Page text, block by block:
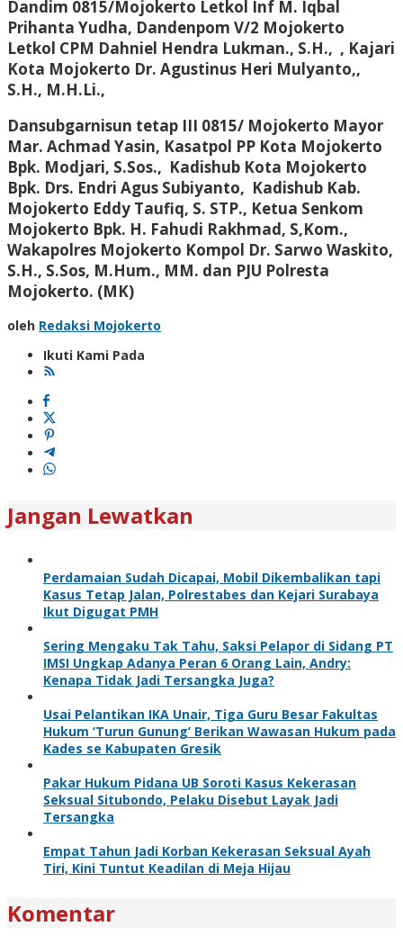
Dandim 0815/Mojokerto Letkol Inf M. Iqbal
Prihanta Yudha, Dandenpom V/2 Mojokerto
Letkol CPM Dahniel Hendra Lukman., S.H., , Kajari
Kota Mojokerto Dr. Agustinus Heri Mulyanto,,
S.H., M.H.Li.,
Dansubgarnisun tetap III 0815/ Mojokerto Mayor
Mar. Achmad Yasin, Kasatpol PP Kota Mojokerto
Bpk. Modjari, S.Sos., Kadishub Kota Mojokerto
Bpk. Drs. Endri Agus Subiyanto, Kadishub Kab.
Mojokerto Eddy Taufiq, S. STP., Ketua Senkom
Mojokerto Bpk. H. Fahudi Rakhmad, S,Kom.,
Wakapolres Mojokerto Kompol Dr. Sarwo Waskito,
S.H., S.Sos, M.Hum., MM. dan PJU Polresta
Mojokerto. (MK)
oleh Redaksi Mojokerto
Ikuti Kami Pada
Jangan Lewatkan
Perdamaian Sudah Dicapai, Mobil Dikembalikan tapi
Kasus Tetap Jalan, Polrestabes dan Kejari Surabaya
Ikut Digugat PMH
Sering Mengaku Tak Tahu, Saksi Pelapor di Sidang PT
IMSI Ungkap Adanya Peran 6 Orang Lain, Andry:
Kenapa Tidak Jadi Tersangka Juga?
Usai Pelantikan IKA Unair, Tiga Guru Besar Fakultas
Hukum ‘Turun Gunung’ Berikan Wawasan Hukum pada
Kades se Kabupaten Gresik
Pakar Hukum Pidana UB Soroti Kasus Kekerasan
Seksual Situbondo, Pelaku Disebut Layak Jadi
Tersangka
Empat Tahun Jadi Korban Kekerasan Seksual Ayah
Tiri, Kini Tuntut Keadilan di Meja Hijau
Komentar